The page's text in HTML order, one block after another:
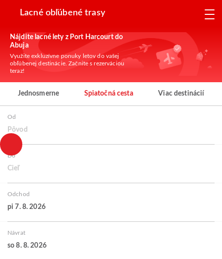
Lacné obľúbené trasy
Nájdite lacné lety z Port Harcourt do
Abuja
Využite exkluzívne ponuky letov do vašej
obľúbenej destinácie. Začnite s rezerváciou
teraz!
Jednosmerne Spiatočná cesta Viac destinácií
Od
Pôvod
Do
Cieľ
Odchod
pi 7. 8. 2026
Návrat
so 8. 8. 2026